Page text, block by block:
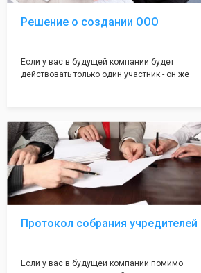
Решение о создании ООО
Если у вас в будущей компании будет
действовать только один участник - он же
грамотно составят данное заявление, а Вам
нужно будет только поставить подпись на
нём!
Протокол собрания учредителей
Если у вас в будущей компании помимо